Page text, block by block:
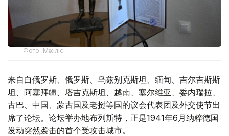
Фото: Мәжіліс
来自白俄罗斯、俄罗斯、乌兹别克斯坦、缅甸、吉尔吉斯斯
坦、阿塞拜疆、塔吉克斯坦、越南、塞尔维亚、委内瑞拉、
古巴、中国、蒙古国及老挝等国的议会代表团及外交使节出
席了论坛。论坛举办地布列斯特，正是1941年6月纳粹德国
发动突然袭击的首个受攻击城市。